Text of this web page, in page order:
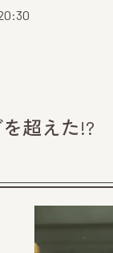
超えた!?